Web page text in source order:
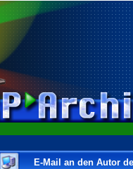
E-Mail an den Autor